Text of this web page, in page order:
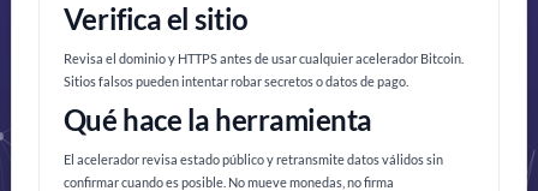
Verifica el sitio
Revisa el dominio y HTTPS antes de usar cualquier acelerador Bitcoin.
Sitios falsos pueden intentar robar secretos o datos de pago.
Qué hace la herramienta
El acelerador revisa estado público y retransmite datos válidos sin
confirmar cuando es posible. No mueve monedas, no firma